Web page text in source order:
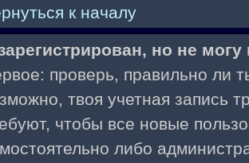
к началу
но не могу
проверь, правильно ли
твоя учетная запись
чтобы все новые
либо